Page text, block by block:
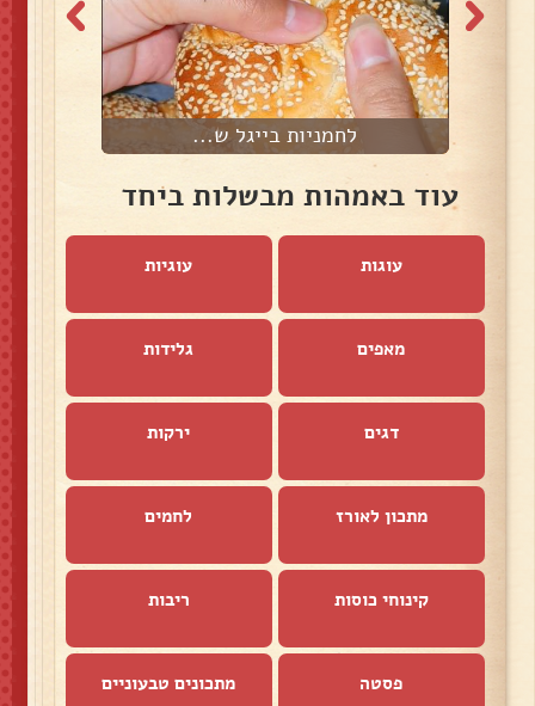
לחמניות בייגל ש...
עוד באמהות מבשלות ביחד
עוגות עוגיות
מאפים גלידות
דגים ירקות
מתכון לאורז לחמים
קינוחי כוסות ריבות
פסטה מתכונים טבעוניים